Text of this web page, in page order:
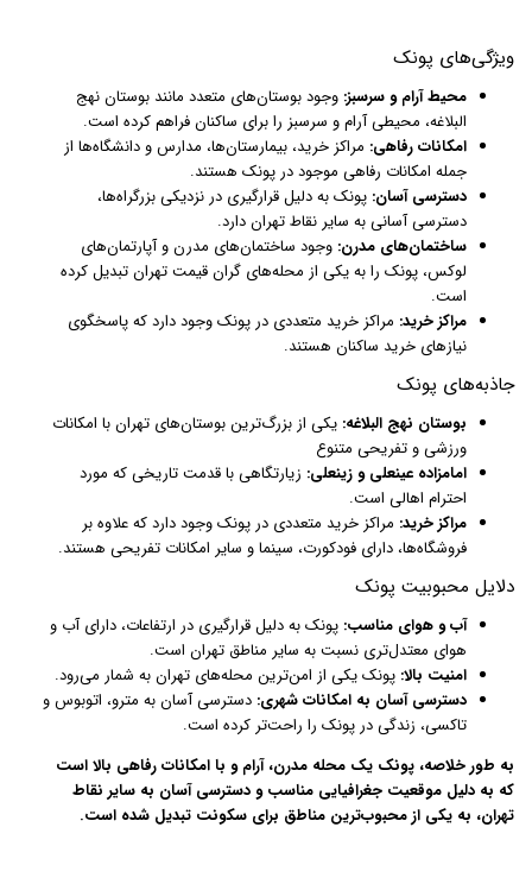
ویژگی‌های پونک
محیط آرام و سرسبز: وجود بوستان‌های متعدد مانند بوستان نهج
البلاغه، محیطی آرام و سرسبز را برای ساکنان فراهم کرده است.
امکانات رفاهی: مراکز خرید، بیمارستان‌ها، مدارس و دانشگاه‌ها از
جمله امکانات رفاهی موجود در پونک هستند.
دسترسی آسان: پونک به دلیل قرارگیری در نزدیکی بزرگراه‌ها،
دسترسی آسانی به سایر نقاط تهران دارد.
ساختمان‌های مدرن: وجود ساختمان‌های مدرن و آپارتمان‌های
لوکس، پونک را به یکی از محله‌های گران قیمت تهران تبدیل کرده
است.
مراکز خرید: مراکز خرید متعددی در پونک وجود دارد که پاسخگوی
نیازهای خرید ساکنان هستند.
جاذبه‌های پونک
بوستان نهج البلاغه: یکی از بزرگ‌ترین بوستان‌های تهران با امکانات
ورزشی و تفریحی متنوع
امامزاده عینعلی و زینعلی: زیارتگاهی با قدمت تاریخی که مورد
احترام اهالی است.
مراکز خرید: مراکز خرید متعددی در پونک وجود دارد که علاوه بر
فروشگاه‌ها، دارای فودکورت، سینما و سایر امکانات تفریحی هستند.
دلایل محبوبیت پونک
آب و هوای مناسب: پونک به دلیل قرارگیری در ارتفاعات، دارای آب و
هوای معتدل‌تری نسبت به سایر مناطق تهران است.
امنیت بالا: پونک یکی از امن‌ترین محله‌های تهران به شمار می‌رود.
دسترسی آسان به امکانات شهری: دسترسی آسان به مترو، اتوبوس و
تاکسی، زندگی در پونک را راحت‌تر کرده است.
به طور خلاصه، پونک یک محله مدرن، آرام و با امکانات رفاهی بالا است
که به دلیل موقعیت جغرافیایی مناسب و دسترسی آسان به سایر نقاط
تهران، به یکی از محبوب‌ترین مناطق برای سکونت تبدیل شده است.